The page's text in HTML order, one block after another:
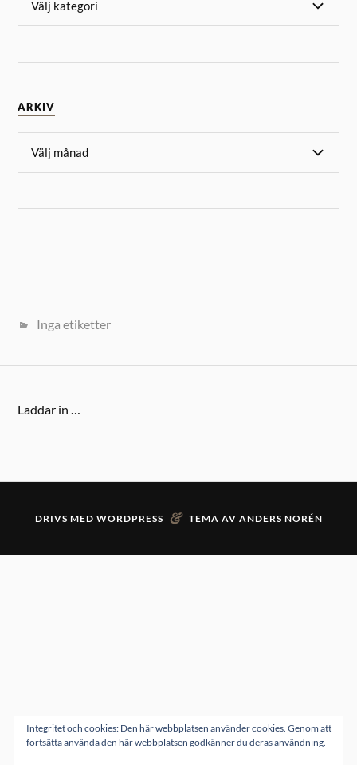
ARKIV
Inga etiketter
Laddar in …
DRIVS MED WORDPRESS & TEMA AV ANDERS NORÉN
Integritet och cookies: Den här webbplatsen använder cookies. Genom att
fortsätta använda den här webbplatsen godkänner du deras användning.